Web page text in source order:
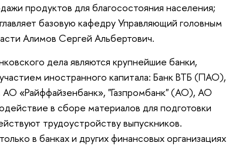
продуктов для благосостояния населения;
базовую кафедру Управляющий головным
Алимов Сергей Альбертович.
дела являются крупнейшие банки,
иностранного капитала: Банк ВТБ (ПАО),
«Райффайзенбанк», "Газпромбанк" (АО), АО
в сборе материалов для подготовки
трудоустройству выпускников.
в банках и других финансовых организациях